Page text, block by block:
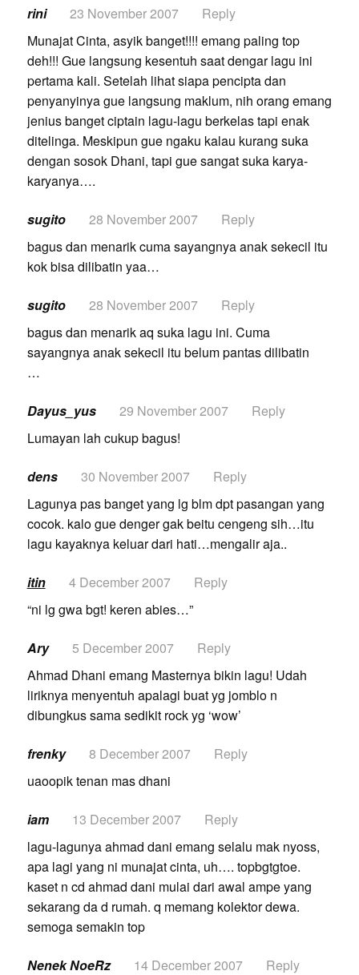
rini 23 November 2007
Reply
Munajat Cinta, asyik banget!!!! emang paling top
deh!!! Gue langsung kesentuh saat dengar lagu ini
pertama kali. Setelah lihat siapa pencipta dan
penyanyinya gue langsung maklum, nih orang emang
jenius banget ciptain lagu-lagu berkelas tapi enak
ditelinga. Meskipun gue ngaku kalau kurang suka
dengan sosok Dhani, tapi gue sangat suka karya-
karyanya….
sugito 28 November 2007
Reply
bagus dan menarik cuma sayangnya anak sekecil itu
kok bisa dilibatin yaa…
sugito 28 November 2007
Reply
bagus dan menarik aq suka lagu ini. Cuma
sayangnya anak sekecil itu belum pantas dilibatin
…
Dayus_yus 29 November 2007
Reply
Lumayan lah cukup bagus!
dens 30 November 2007
Reply
Lagunya pas banget yang lg blm dpt pasangan yang
cocok. kalo gue denger gak beitu cengeng sih…itu
lagu kayaknya keluar dari hati…mengalir aja..
itin 4 December 2007
Reply
“ni lg gwa bgt! keren abies…”
Ary 5 December 2007
Reply
Ahmad Dhani emang Masternya bikin lagu! Udah
liriknya menyentuh apalagi buat yg jomblo n
dibungkus sama sedikit rock yg ‘wow’
frenky 8 December 2007
Reply
uaoopik tenan mas dhani
iam 13 December 2007
Reply
lagu-lagunya ahmad dani emang selalu mak nyoss,
apa lagi yang ni munajat cinta, uh…. topbgtgtoe.
kaset n cd ahmad dani mulai dari awal ampe yang
sekarang da d rumah. q memang kolektor dewa.
semoga semakin top
Nenek NoeRz 14 December 2007
Reply